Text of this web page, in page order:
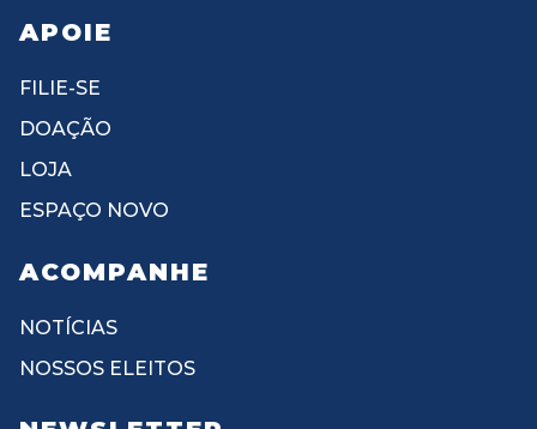
APOIE
FILIE-SE
DOAÇÃO
LOJA
ESPAÇO NOVO
ACOMPANHE
NOTÍCIAS
NOSSOS ELEITOS